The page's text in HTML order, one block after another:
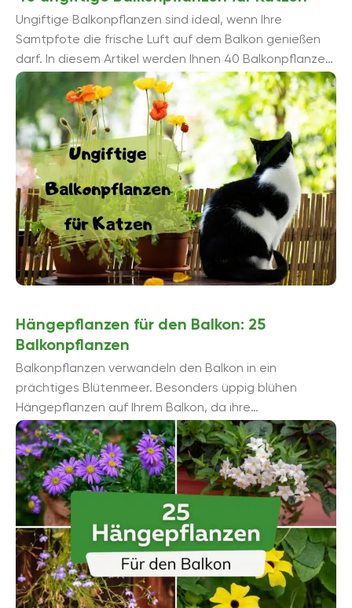
Ungiftige Balkonpflanzen sind ideal, wenn Ihre
Samtpfote die frische Luft auf dem Balkon genießen
darf. In diesem Artikel werden Ihnen 40 Balkonpflanzen
für Katzen vorgestellt, die vollkommen unbedenklich
sind.
Hängepflanzen für den Balkon: 25
Balkonpflanzen
Balkonpflanzen verwandeln den Balkon in ein
prächtiges Blütenmeer. Besonders üppig blühen
Hängepflanzen auf Ihrem Balkon, da ihre
überhängenden Triebe wie ein Wasserfall nach unten
wachsen.